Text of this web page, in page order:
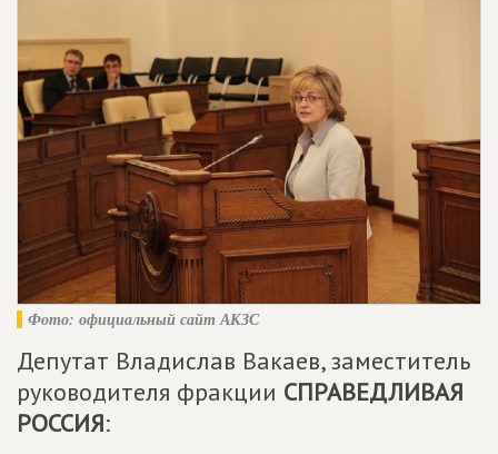
Фото: официальный сайт АКЗС
Депутат Владислав Вакаев, заместитель
руководителя фракции СПРАВЕДЛИВАЯ
РОССИЯ: